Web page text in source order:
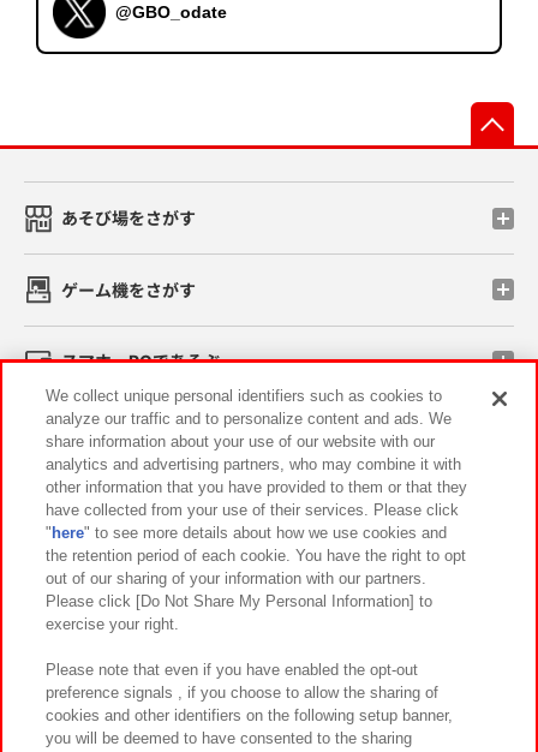
@GBO_odate
あそび場をさがす
ゲーム機をさがす
スマホ・PCであそぶ
イベント・キャンペーン
関連会社 サステナビリティ サイトポリシー
プライバシーポリシー ウェブアクセシビリティ方針と検証結果
お取引先さまとともに
カスタマーハラスメント対応方針 よくあるご質問・お問い合わせ
We collect unique personal identifiers such as cookies to
analyze our traffic and to personalize content and ads. We
share information about your use of our website with our
analytics and advertising partners, who may combine it with
other information that you have provided to them or that they
have collected from your use of their services. Please click
" here" to see more details about how we use cookies and
the retention period of each cookie. You have the right to opt
out of our sharing of your information with our partners.
Please click [Do Not Share My Personal Information] to
exercise your right.
Please note that even if you have enabled the opt-out
preference signals , if you choose to allow the sharing of
cookies and other identifiers on the following setup banner,
you will be deemed to have consented to the sharing